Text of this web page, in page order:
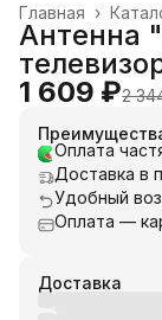
Главная ›
Антенна
1 609 ₽2
Оплата
Доставка в
Удобный
Оплата —
Доставка